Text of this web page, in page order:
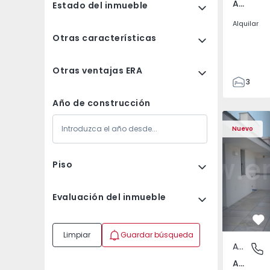
Estado del inmueble
Otras características
Otras ventajas ERA
Año de construcción
Piso
Evaluación del inmueble
Limpiar Guardar búsqueda
Av. Boavista, Porto
Alquilar
3
132
142
2
Nuevo
Apartamento T2
Av.
Apartamento
Av. Boavista, Porto